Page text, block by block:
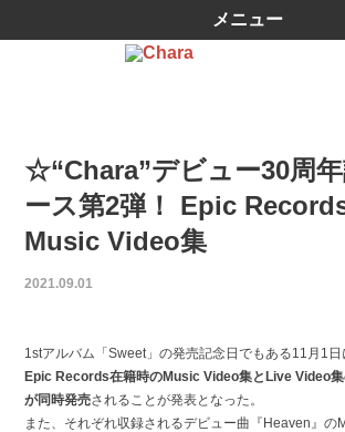
メニュー
☆“Chara”デビュー30周年
ース第2弾！ Epic
Music Video集
2021.09.01
1stアルバム「Sweet」の発売記念日でもある11月1日
Epic Records在籍時のMusic Video集とLive Video
が同時発売されることが発表となった。
また、それぞれ収録されるデビュー曲『Heaven』の